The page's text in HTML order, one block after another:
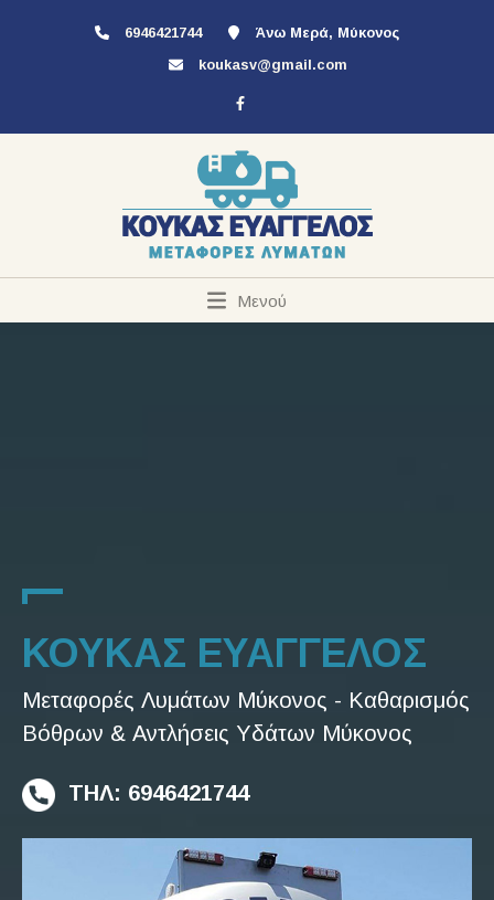
6946421744
Άνω Μερά, Μύκονος
koukasv@gmail.com
Μενού
ΚΟΥΚΑΣ ΕΥΑΓΓΕΛΟΣ
Μεταφορές Λυμάτων Μύκονος - Καθαρισμός
Βόθρων & Αντλήσεις Υδάτων Μύκονος
ΤΗΛ: 6946421744